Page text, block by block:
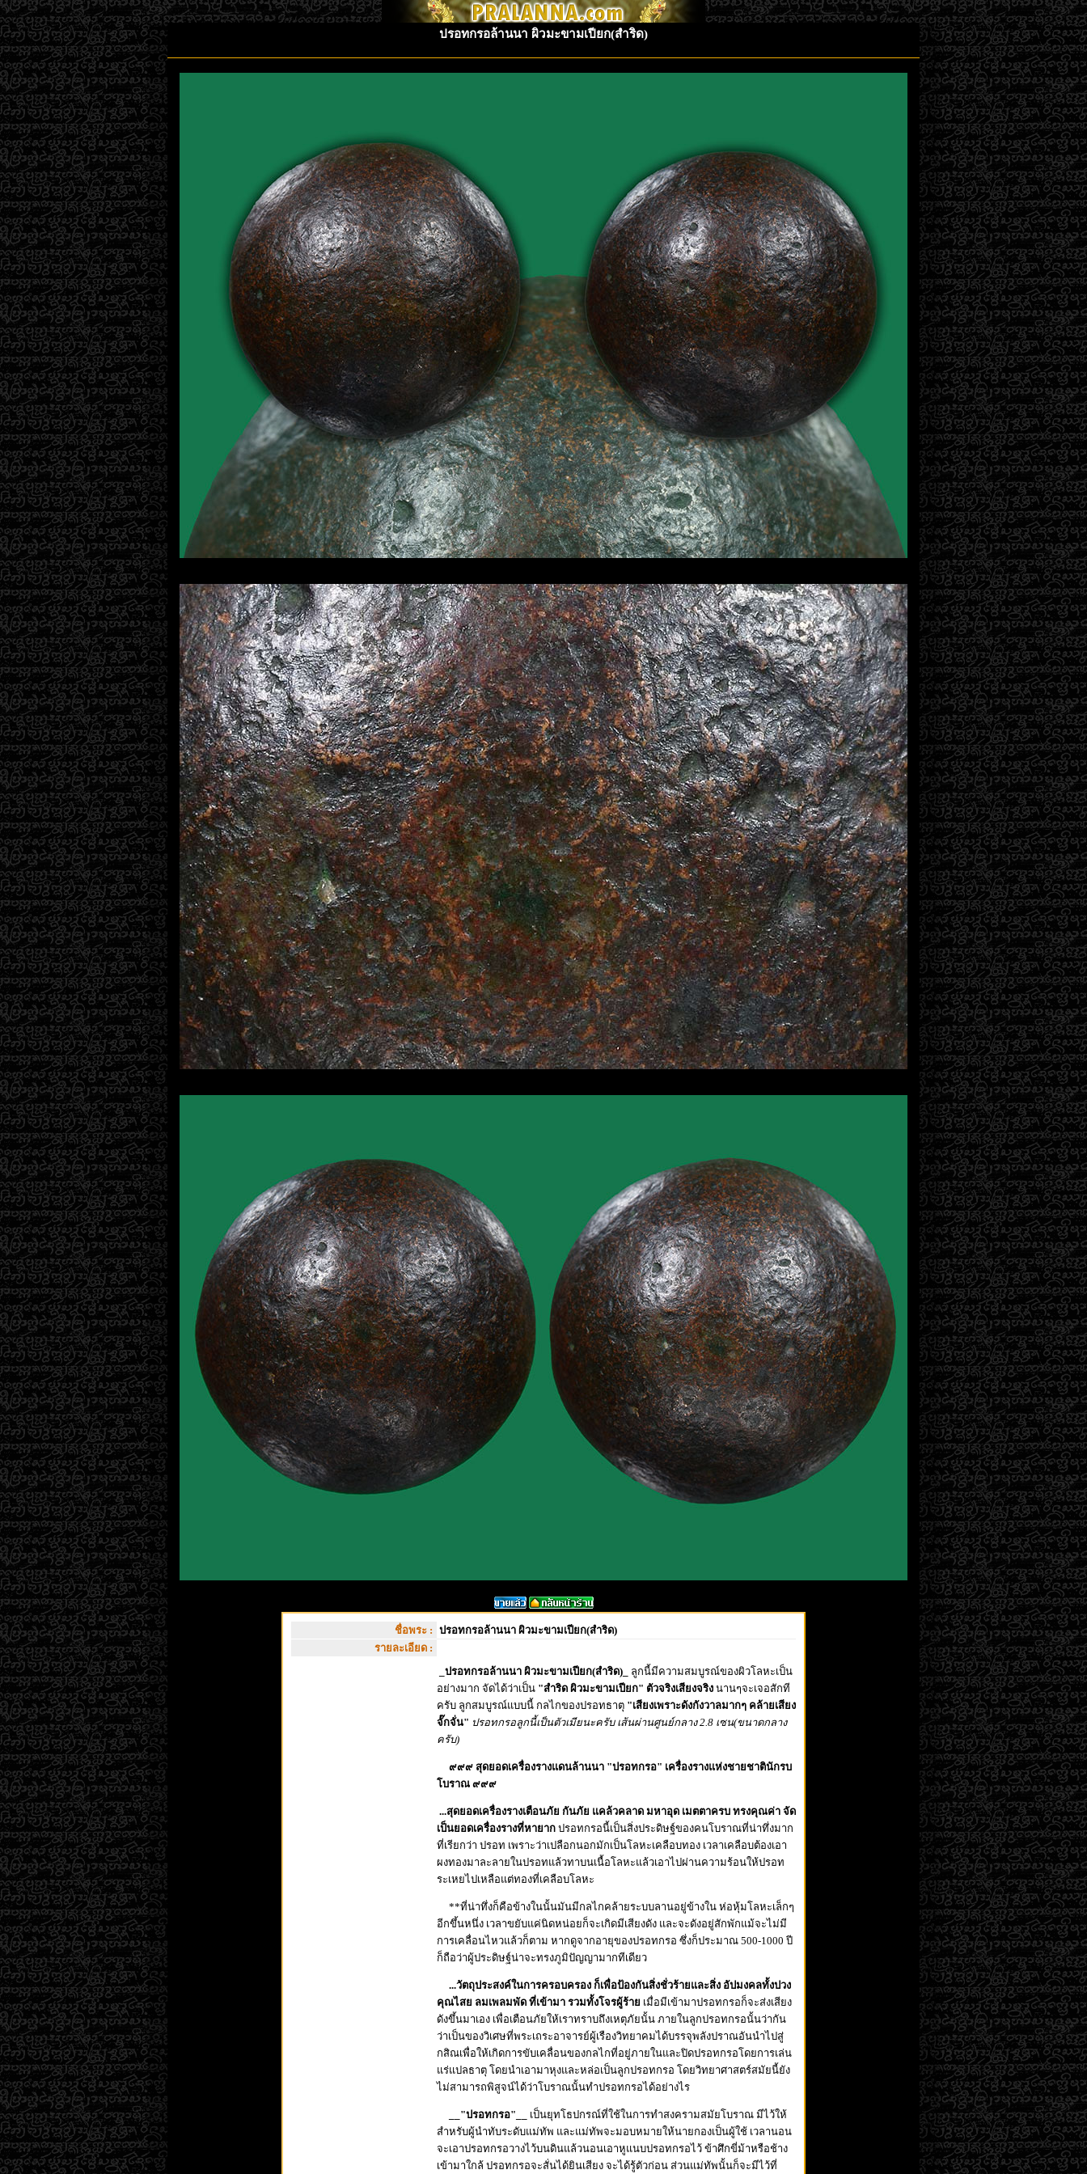
ปรอทกรอล้านนา ผิวมะขามเปียก(สำริด)
ชื่อพระ : ปรอทกรอล้านนา ผิวมะขามเปียก(สำริด)
รายละเอียด :
_ปรอทกรอล้านนา ผิวมะขามเปียก(สำริด)_
ลูกนี้มีความสมบูรณ์ของผิวโลหะเป็น
อย่างมาก จัดได้ว่าเป็น "สำริด ผิวมะขามเปียก" ตัวจริงเสียงจริง นานๆจะเจอสักที
ครับ ลูกสมบูรณ์แบบนี้ กลไกของปรอทธาตุ "เสียงเพราะดังกังวาลมากๆ คล้ายเสียง
จั๊กจั่น" ปรอทกรอลูกนี้เป็นตัวเมียนะครับ เส้นผ่านศูนย์กลาง 2.8 เซน(ขนาดกลาง
ครับ)
๙๙๙ สุดยอดเครื่องรางแดนล้านนา "ปรอทกรอ" เครื่องรางแห่งชายชาตินักรบ
โบราณ ๙๙๙
...สุดยอดเครื่องรางเตือนภัย กันภัย แคล้วคลาด มหาอุด เมตตาครบ ทรงคุณค่า จัด
เป็นยอดเครื่องรางที่หายาก ปรอทกรอนี้เป็นสิ่งประดิษฐ์ของคนโบราณที่น่าทึ่งมาก
ที่เรียกว่า ปรอท เพราะว่าเปลือกนอกมักเป็นโลหะเคลือบทอง เวลาเคลือบต้องเอา
ผงทองมาละลายในปรอทแล้วทาบนเนื้อโลหะแล้วเอาไปผ่านความร้อนให้ปรอท
ระเหยไปเหลือแต่ทองที่เคลือบโลหะ
**ที่น่าทึ่งก็คือข้างในนั้นมันมีกลไกคล้ายระบบลานอยู่ข้างใน ห่อหุ้มโลหะเล็กๆ
อีกขึ้นหนึ่ง เวลาขยับแค่นิดหน่อยก็จะเกิดมีเสียงดัง และจะดังอยู่สักพักแม้จะไม่มี
การเคลื่อนไหวแล้วก็ตาม หากดูจากอายุของปรอทกรอ ซึ่งก็ประมาณ 500-1000 ปี
ก็ถือว่าผู้ประดิษฐ์น่าจะทรงภูมิปัญญามากทีเดียว
...วัตถุประสงค์ในการครอบครอง ก็เพื่อป้องกันสิ่งชั่วร้ายและสิ่ง อัปมงคลทั้งปวง
คุณไสย ลมเพลมพัด ที่เข้ามา รวมทั้งโจรผู้ร้าย เมื่อมีเข้ามาปรอทกรอก็จะส่งเสียง
ดังขึ้นมาเอง เพื่อเตือนภัยให้เราทราบถึงเหตุภัยนั้น ภายในลูกปรอทกรอนั้นว่ากัน
ว่าเป็นของวิเศษที่พระเถระอาจารย์ผู้เรืองวิทยาคมได้บรรจุพลังปราณอันนำไปสู่
กสิณเพื่อให้เกิดการขับเคลื่อนของกลไกที่อยู่ภายในและปิดปรอทกรอโดยการเล่น
แร่แปลธาตุ โดยนำเอามาหุงและหล่อเป็นลูกปรอทกรอ โดยวิทยาศาสตร์สมัยนี้ยัง
ไม่สามารถพิสูจน์ได้ว่าโบราณนั้นทำปรอทกรอได้อย่างไร
__"ปรอทกรอ"__ เป็นยุทโธปกรณ์ที่ใช้ในการทำสงครามสมัยโบราณ มีไว้ให้
สำหรับผู้นำทับระดับแม่ทัพ และแม่ทัพจะมอบหมายให้นายกองเป็นผู้ใช้ เวลานอน
จะเอาปรอทกรอวางไว้บนดินแล้วนอนเอาหูแนบปรอทกรอไว้ ข้าศึกขี่ม้าหรือช้าง
เข้ามาใกล้ ปรอทกรอจะสั่นได้ยินเสียง จะได้รู้ตัวก่อน ส่วนแม่ทัพนั้นก็จะมีไว้ที่